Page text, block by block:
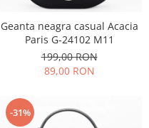
Geanta neagra casual Acacia
Paris G-24102 M11
199,00 RON
89,00 RON
-31%